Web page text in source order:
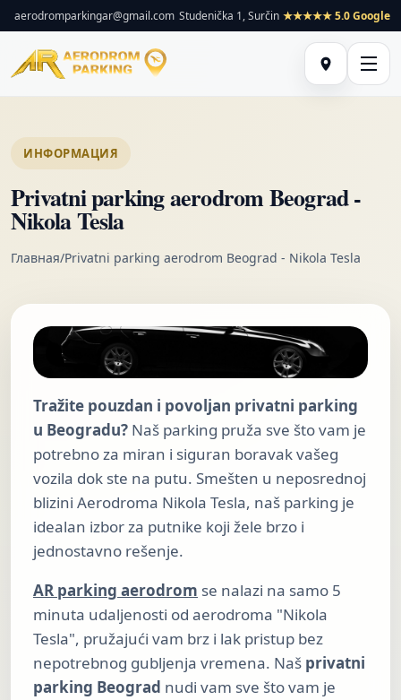
aerodromparkingar@gmail.com Studenička 1, Surčin ★★★★★ 5.0 Google
ИНФОРМАЦИЯ
Privatni parking aerodrom Beograd -
Nikola Tesla
Главная/Privatni parking aerodrom Beograd - Nikola Tesla
Tražite pouzdan i povoljan privatni parking
u Beogradu? Naš parking pruža sve što vam je
potrebno za miran i siguran boravak vašeg
vozila dok ste na putu. Smešten u neposrednoj
blizini Aerodroma Nikola Tesla, naš parking je
idealan izbor za putnike koji žele brzo i
jednostavno rešenje.
AR parking aerodrom se nalazi na samo 5
minuta udaljenosti od aerodroma "Nikola
Tesla", pružajući vam brz i lak pristup bez
nepotrebnog gubljenja vremena. Naš privatni
parking Beograd nudi vam sve što vam je